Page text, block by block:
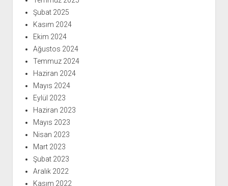
Şubat 2025
Kasım 2024
Ekim 2024
Ağustos 2024
Temmuz 2024
Haziran 2024
Mayıs 2024
Eylül 2023
Haziran 2023
Mayıs 2023
Nisan 2023
Mart 2023
Şubat 2023
Aralık 2022
Kasım 2022